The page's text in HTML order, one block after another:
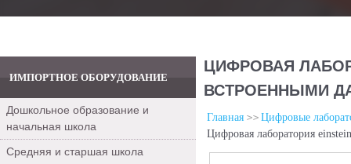
ИМПОРТНОЕ ОБОРУДОВАНИЕ
Дошкольное образование и
начальная школа
Средняя и старшая школа
ЦИФРОВАЯ
ВСТРОЕННЫМИ
Главная
Цифровые
Цифровая лаборатория